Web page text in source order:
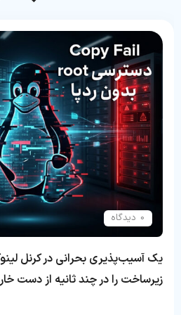
0 دیدگاه
یک آسیب‌پذیری بحرانی در کرنل
زیرساخت را در چند ثانیه از دست